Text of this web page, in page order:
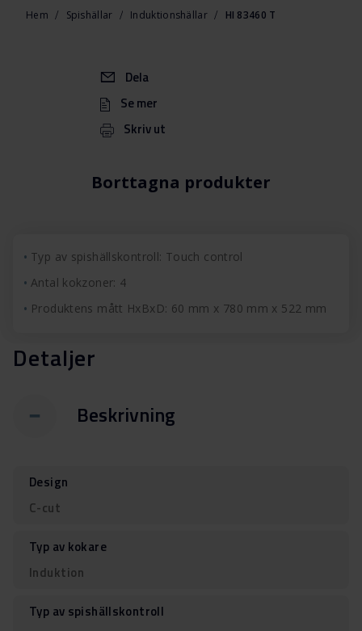
början
Hem Spishällar Induktionshällar HI 83460 T
Borttagna produkter
Dela
Se mer
Skriv ut
Typ av spishällskontroll: Touch control
Antal kokzoner: 4
Produktens mått HxBxD: 60 mm x 780 mm x 522 mm
Detaljer
Beskrivning
Design
C-cut
Typ av kokare
Induktion
Typ av spishällskontroll